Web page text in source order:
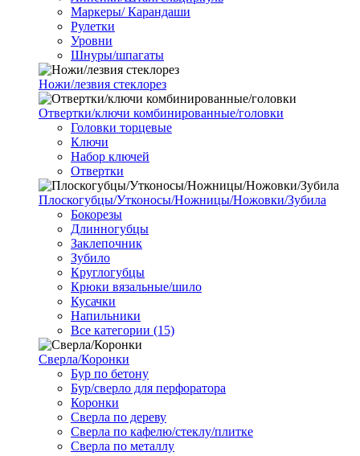
Маркеры/ Карандаши
Рулетки
Уровни
Шнуры/шпагаты
Ножи/лезвия стеклорез
Отвертки/ключи комбинированные/головки
Головки торцевые
Ключи
Набор ключей
Отвертки
Плоскогубцы/Утконосы/Ножницы/Ножовки/Зубила
Бокорезы
Длинногубцы
Заклепочник
Зубило
Круглогубцы
Крюки вязальные/шило
Кусачки
Напильники
Все категории (15)
Сверла/Коронки
Бур по бетону
Бур/сверло для перфоратора
Коронки
Сверла по дереву
Сверла по кафелю/стеклу/плитке
Сверла по металлу